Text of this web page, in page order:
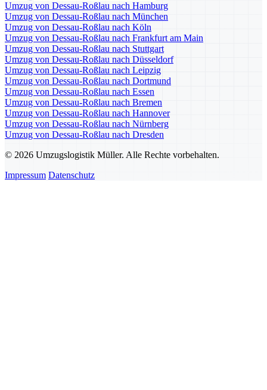
Umzug von Dessau-Roßlau nach Hamburg
Umzug von Dessau-Roßlau nach München
Umzug von Dessau-Roßlau nach Köln
Umzug von Dessau-Roßlau nach Frankfurt am Main
Umzug von Dessau-Roßlau nach Stuttgart
Umzug von Dessau-Roßlau nach Düsseldorf
Umzug von Dessau-Roßlau nach Leipzig
Umzug von Dessau-Roßlau nach Dortmund
Umzug von Dessau-Roßlau nach Essen
Umzug von Dessau-Roßlau nach Bremen
Umzug von Dessau-Roßlau nach Hannover
Umzug von Dessau-Roßlau nach Nürnberg
Umzug von Dessau-Roßlau nach Dresden
© 2026 Umzugslogistik Müller. Alle Rechte vorbehalten.
Impressum Datenschutz